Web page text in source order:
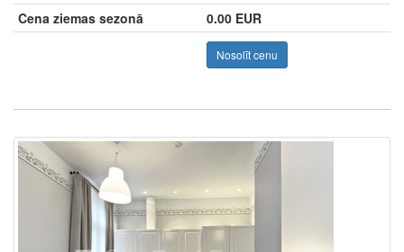
Cena ziemas sezonā
0.00 EUR
Nosolīt cenu